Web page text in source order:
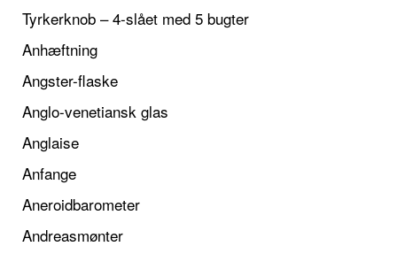
Tyrkerknob – 4-slået med 5 bugter
Anhæftning
Angster-flaske
Anglo-venetiansk glas
Anglaise
Anfange
Aneroidbarometer
Andreasmønter